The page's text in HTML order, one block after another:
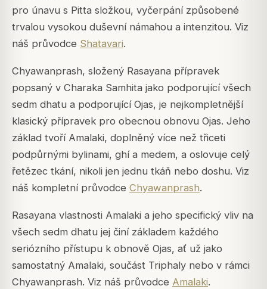
pro únavu s Pitta složkou, vyčerpání způsobené
trvalou vysokou duševní námahou a intenzitou. Viz
náš průvodce Shatavari.
Chyawanprash, složený Rasayana přípravek
popsaný v Charaka Samhita jako podporující všech
sedm dhatu a podporující Ojas, je nejkompletnější
klasický přípravek pro obecnou obnovu Ojas. Jeho
základ tvoří Amalaki, doplněný více než třiceti
podpůrnými bylinami, ghí a medem, a oslovuje celý
řetězec tkání, nikoli jen jednu tkáň nebo doshu. Viz
náš kompletní průvodce Chyawanprash.
Rasayana vlastnosti Amalaki a jeho specifický vliv na
všech sedm dhatu jej činí základem každého
seriózního přístupu k obnově Ojas, ať už jako
samostatný Amalaki, součást Triphaly nebo v rámci
Chyawanprash. Viz náš průvodce Amalaki.